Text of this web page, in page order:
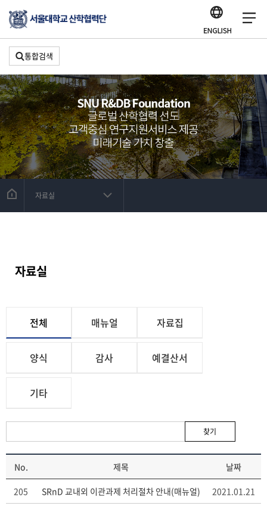
통합검색
자료실
자료실
전체 매뉴얼 자료집
양식 감사 예결산서
기타
찾기
No. 제목 날짜
205 SRnD 교내외 이관과제 처리절차 안내(매뉴얼) 2021.01.21